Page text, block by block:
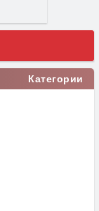
Категории